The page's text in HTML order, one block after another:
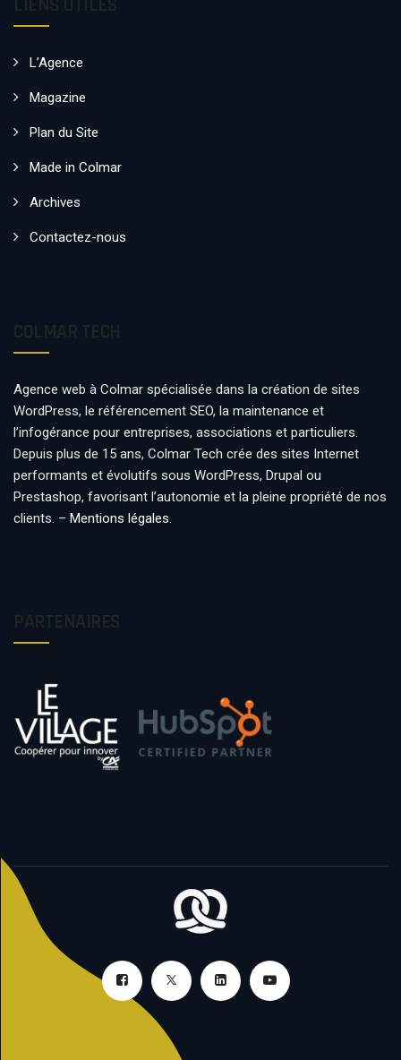
L’Agence
Magazine
Plan du Site
Made in Colmar
Archives
Contactez-nous
Agence web à Colmar spécialisée dans la création de sites
WordPress, le référencement SEO, la maintenance et
l’infogérance pour entreprises, associations et particuliers.
Depuis plus de 15 ans, Colmar Tech crée des sites Internet
performants et évolutifs sous WordPress, Drupal ou
Prestashop, favorisant l’autonomie et la pleine propriété de nos
clients. – Mentions légales.